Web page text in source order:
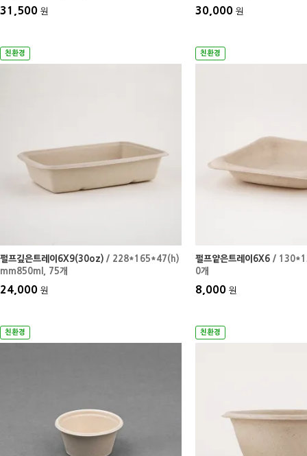
31,500 원 30,000 원
친환경
펄프깊은트레이6X9(30oz) / 228*165*47(h)
mm850ml
, 75개
24,000 원
친환경
펄프얕은트레이6X6 /
0개
8,000 원
친환경 친환경